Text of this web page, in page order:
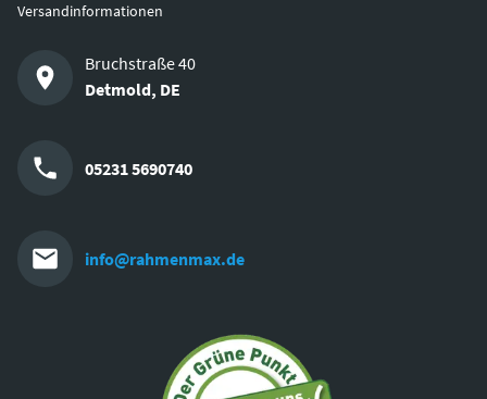
Versandinformationen
Bruchstraße 40
Detmold, DE
05231 5690740
info@rahmenmax.de